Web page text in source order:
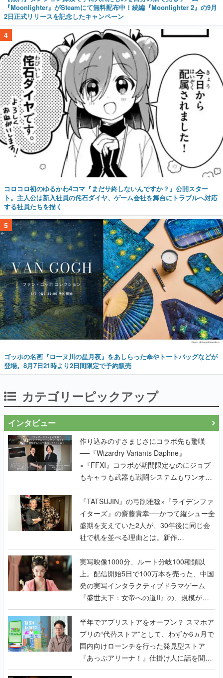
『Moonlighter』がSteamにて無料配布中！続編『Moonlighter 2』の9月
2日正式リリースを記念したキャンペーン
4
コロコロ初のゆるかわ4コマ『まだサ終しないんですか？』公開スター
ト。主人公は新入社員の侘石ダイヤ、ゲーム会社を舞台にトラブルへ対応
する社員たちを描く
5
ゴッホの名画『ローヌ川の星月夜』をあしらった傘やトートバッグなどが
登場。8月7日21時より2日間限定で予約販売
カテゴリーピックアップ
インタビュー
作り込みのすさまじさにコラボ先も驚嘆
──『Wizardry Variants Daphne』
×『FFXI』コラボが期間限定なのにジョブ
もキャラも武器も戦闘システムもワンオフ
で作り込まれた理由を両ディレクターに聞
く
『TATSUJIN』の弓削雅稔×『ライデンファ
イターズ』の齋藤貴幸──かつて縦シュー全
盛期を支えていた2人が、30年後に同じ会
社で机を並べる理由とは。新作
『TATSUJIN EXTREME』で初タッグを組
んだレジェンド2人に訊く開発秘話
実写映像1000分、ルート分岐100種類以
上。配信開始5日で100万本を売った、中国
発の実写インタラクティブドラマゲーム
『盛世天下：女帝への道II』の、規模が違
うこだわりをプロデューサーに聞いた
半年でアプリストアをオープン？ スマホア
プリの“代替ストア”として、わずか6ヵ月で
国内向けローンチを行った発見型ストア
『あっぷアリーナ！』仕掛け人に話を聞い
てみた